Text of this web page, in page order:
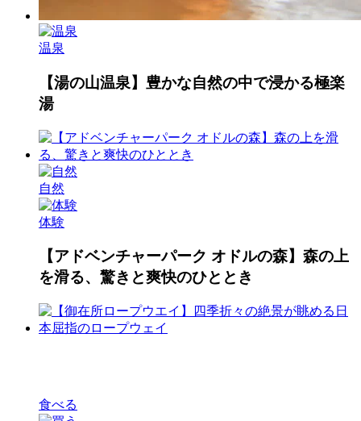
温泉
【湯の山温泉】豊かな自然の中で浸かる極楽
湯
自然
体験
【アドベンチャーパーク オドルの森】森の上
を滑る、驚きと爽快のひととき
食べる